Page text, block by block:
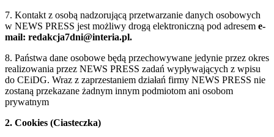
7. Kontakt z osobą nadzorującą przetwarzanie danych osobowych
w NEWS PRESS jest możliwy drogą elektroniczną pod adresem e-
mail: redakcja7dni@interia.pl.
8. Państwa dane osobowe będą przechowywane jedynie przez okres
realizowania przez NEWS PRESS zadań wypływających z wpisu
do CEiDG. Wraz z zaprzestaniem działań firmy NEWS PRESS nie
zostaną przekazane żadnym innym podmiotom ani osobom
prywatnym
2. Cookies (Ciasteczka)